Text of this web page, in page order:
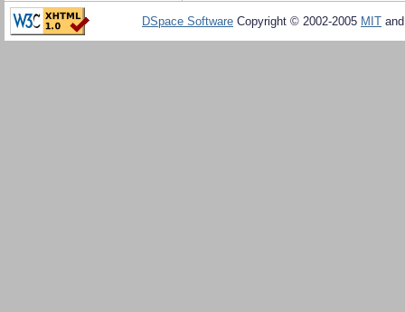
DSpace Software Copyright © 2002-2005 MIT